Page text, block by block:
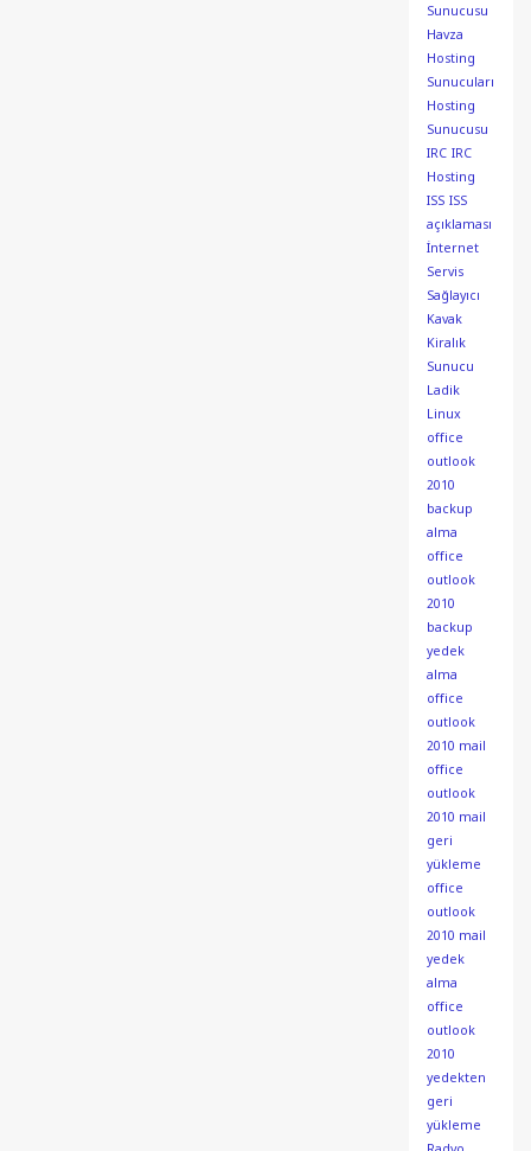
Sunucusu
Havza
Hosting
Sunucuları
Hosting
Sunucusu
IRC IRC
Hosting
ISS ISS
açıklaması
İnternet
Servis
Sağlayıcı
Kavak
Kiralık
Sunucu
Ladik
Linux
office
outlook
2010
backup
alma
office
outlook
2010
backup
yedek
alma
office
outlook
2010 mail
office
outlook
2010 mail
geri
yükleme
office
outlook
2010 mail
yedek
alma
office
outlook
2010
yedekten
geri
yükleme